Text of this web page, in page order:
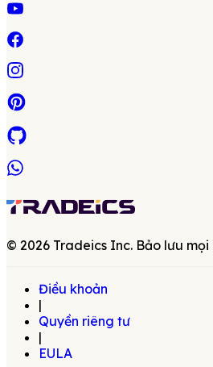
© 2026 Tradeics Inc. Bảo lưu mọi
Điều khoản
|
Quyền riêng tư
|
EULA